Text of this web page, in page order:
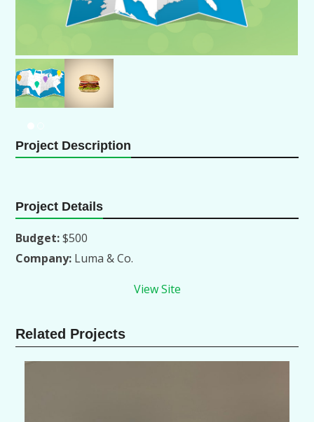
1/2
Project Description
Project Details
Budget:$500
Company: Luma & Co.
View Site
Related Projects